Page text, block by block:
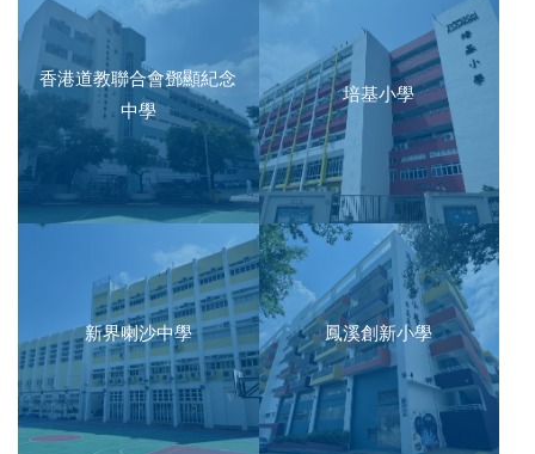
香港道教聯合會鄧顯紀念
中學
培基小學
新界喇沙中學 鳳溪創新小學